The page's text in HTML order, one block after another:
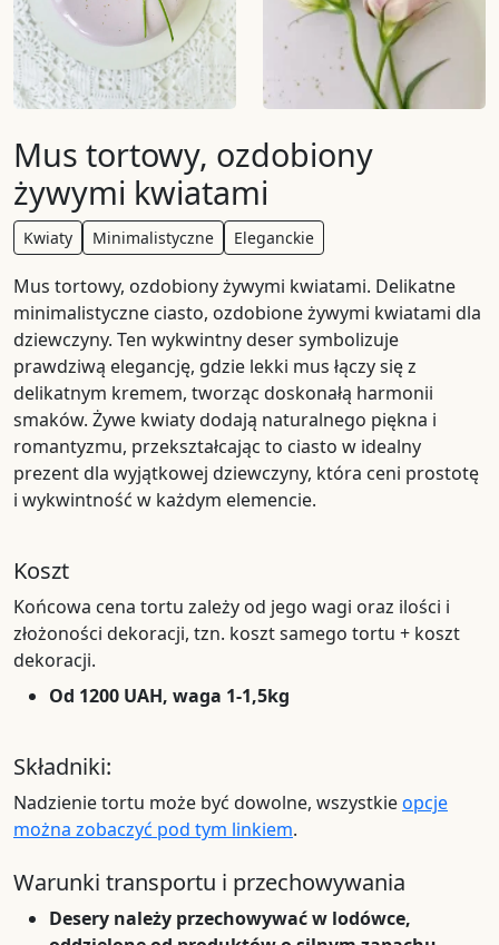
Mus tortowy, ozdobiony
żywymi kwiatami
Kwiaty Minimalistyczne Eleganckie
Mus tortowy, ozdobiony żywymi kwiatami. Delikatne
minimalistyczne ciasto, ozdobione żywymi kwiatami dla
dziewczyny. Ten wykwintny deser symbolizuje
prawdziwą elegancję, gdzie lekki mus łączy się z
delikatnym kremem, tworząc doskonałą harmonii
smaków. Żywe kwiaty dodają naturalnego piękna i
romantyzmu, przekształcając to ciasto w idealny
prezent dla wyjątkowej dziewczyny, która ceni prostotę
i wykwintność w każdym elemencie.
Koszt
Końcowa cena tortu zależy od jego wagi oraz ilości i
złożoności dekoracji, tzn. koszt samego tortu + koszt
dekoracji.
Od 1200 UAH, waga 1-1,5kg
Składniki:
Nadzienie tortu może być dowolne, wszystkieopcje
można zobaczyć pod tym linkiem.
Warunki transportu i przechowywania
Desery należy przechowywać w lodówce,